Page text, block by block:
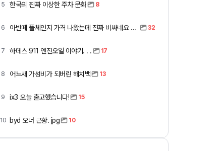
5 한국의 진짜 이상한 주차 문화 8
6 아반떼 풀체인지 가격 나왔는데 진짜 비싸네요 ㅎㅎ 32
7 하데스 911 엔진오일 이야기. . . 17
8 어느새 가성비가 되버린 해치백 13
9 ix3 오늘 출고했습니다! 15
10 byd 오너 근황. jpg 10